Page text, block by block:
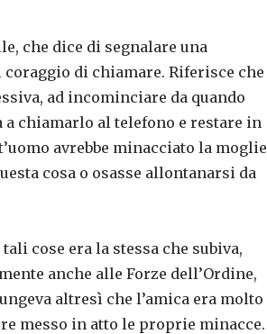
che dice di segnalare una
di chiamare. Riferisce che
ad incominciare da quando
a chiamarlo al telefono e restare in
avrebbe minacciato la moglie
cosa o osasse allontanarsi da
cose era la stessa che subiva,
anche alle Forze dell’Ordine,
altresì che l’amica era molto
messo in atto le proprie minacce.